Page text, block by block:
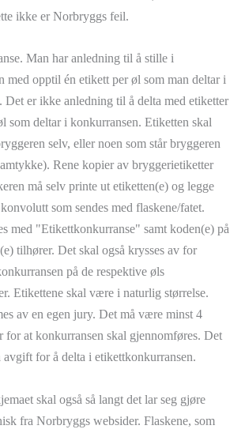
ikke er Norbryggs feil.
Man har anledning til å stille i
med opptil én etikett per øl som man deltar i
Det er ikke anledning til å delta med etiketter
som deltar i konkurransen. Etiketten skal
selv, eller noen som står bryggeren
Rene kopier av bryggerietiketter
må selv printe ut etiketten(e) og legge
som sendes med flaskene/fatet.
med "Etikettkonkurranse" samt koden(e) på
tilhører. Det skal også krysses av for
på de respektive øls
Etikettene skal være i naturlig størrelse.
av en egen jury. Det må være minst 4
for at konkurransen skal gjennomføres. Det
avgift for å delta i etikettkonkurransen.
skal også så langt det lar seg gjøre
fra Norbryggs websider. Flaskene, som